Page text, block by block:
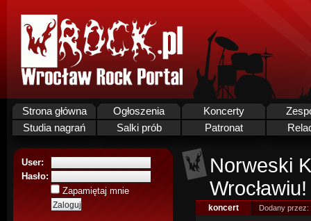
Strona główna Ogłoszenia Koncerty
Studia nagrań
Salki prób Patronat
User:
Hasło:
Zapamiętaj mnie
Norweski
Wrocławiu!
koncert Dodany przez: